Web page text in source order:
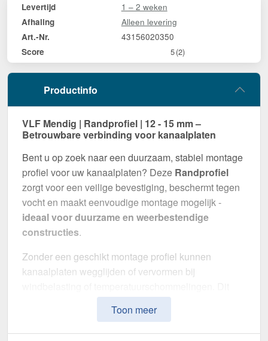
Levertijd 1 – 2 weken
Afhaling Alleen levering
Art.-Nr. 43156020350
Score 5(2)
Productinfo
VLF Mendig | Randprofiel | 12 - 15 mm –
Betrouwbare verbinding voor kanaalplaten
Bent u op zoek naar een duurzaam, stabiel montage
profiel voor uw kanaalplaten? Deze Randprofiel
zorgt voor een veilige bevestiging, beschermt tegen
vocht en maakt eenvoudige montage mogelijk -
ideaal voor duurzame en weerbestendige
constructies.
Zonder een geschikt montage profiel kunnen
kanaalplaten wegglijden of vervormen bij
profiel zorgt voor eenstabiele, flexibele en visueel
aantrekkelijke montage.
Toon meer